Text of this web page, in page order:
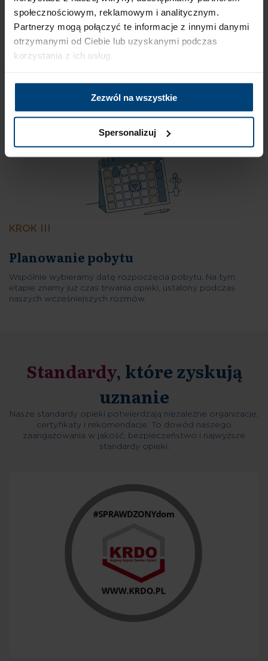
społecznościowym, reklamowym i analitycznym.
Partnerzy mogą połączyć te informacje z innymi danymi
otrzymanymi od Ciebie lub uzyskanymi podczas
korzystania z ich usług.
Zezwól na wszystkie
Spersonalizuj
medycznej
KROK II
Decyzja o przyjęciu
bliskiego. Pozytywna decyzja pozwala nam przejść do
ustalenia szczegółów pobytu.
03
KROK III
Wspólnie wybieramy datę rozpoczęcia pobytu. Na tym
etapie znamy już czas trwania opieki, ustalony podczas
naszych wcześniejszych rozmów.
Standardy, które zyskują
uznanie
Nasze standardy opieki potwierdzają niezależne organizacje,
certyfikaty i rekomendacje. To dowód naszego
zaangażowania w jakość, bezpieczeństwo i najwyższe
standardy opieki.